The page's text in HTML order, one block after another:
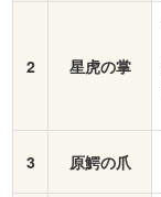
2 星虎の掌
3 原鰐の爪